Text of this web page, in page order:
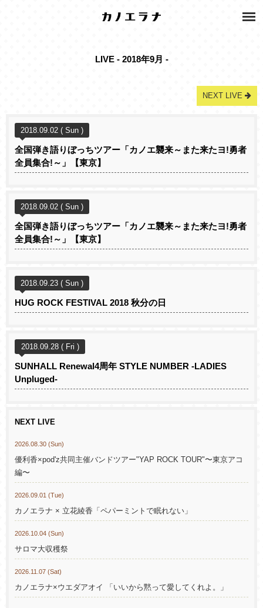
LIVE - 2018年9月 -
NEXT LIVE
2018.09.02 ( Sun )
全国弾き語りぼっちツアー「カノエ襲来～また来たヨ!勇者
全員集合!～」【東京】
2018.09.02 ( Sun )
全国弾き語りぼっちツアー「カノエ襲来～また来たヨ!勇者
全員集合!～」【東京】
2018.09.23 ( Sun )
HUG ROCK FESTIVAL 2018 秋分の日
2018.09.28 ( Fri )
SUNHALL Renewal4周年 STYLE NUMBER -LADIES
Unpluged-
NEXT LIVE
2026.08.30 (Sun)
優利香×pod'z共同主催バンドツアー"YAP ROCK TOUR"〜東京アコ
編〜
2026.09.01 (Tue)
カノエラナ × 立花綾香「ペパーミントで眠れない」
2026.10.04 (Sun)
サロマ大収穫祭
2026.11.07 (Sat)
カノエラナ×ウエダアオイ 「いいから黙って愛してくれよ。」